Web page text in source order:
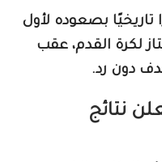
تاريخيًا بصعوده لأول
لكرة القدم، عقب
دون رد.
نتائج